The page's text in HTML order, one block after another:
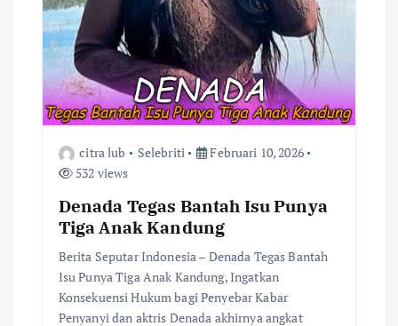
citra lub Selebriti
Februari 10, 2026
532 views
Denada Tegas Bantah Isu Punya
Tiga Anak Kandung
Berita Seputar Indonesia – Denada Tegas Bantah
Isu Punya Tiga Anak Kandung, Ingatkan
Konsekuensi Hukum bagi Penyebar Kabar
Penyanyi dan aktris Denada akhirnya angkat